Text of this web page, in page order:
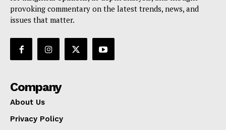
provoking commentary on the latest trends, news, and
issues that matter.
Company
About Us
Privacy Policy